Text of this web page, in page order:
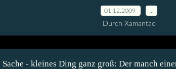
01.12.2009
Durch Xamantao
- kleines Ding ganz groß: Der manch